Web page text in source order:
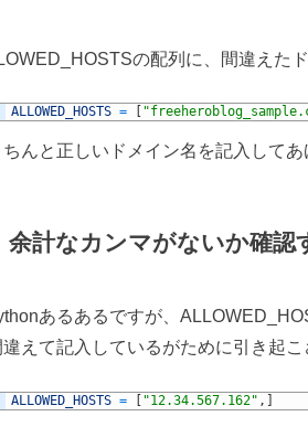
の配列に、間違えた
ALLOWED_HOSTS =
ちんと正しいドメイン名を記入して
余計なカンマがないか確認
あるあるですが、
違えて記入しているがために引き起こ
ALLOWED_HOSTS = [ "12.34.567.162" , ]